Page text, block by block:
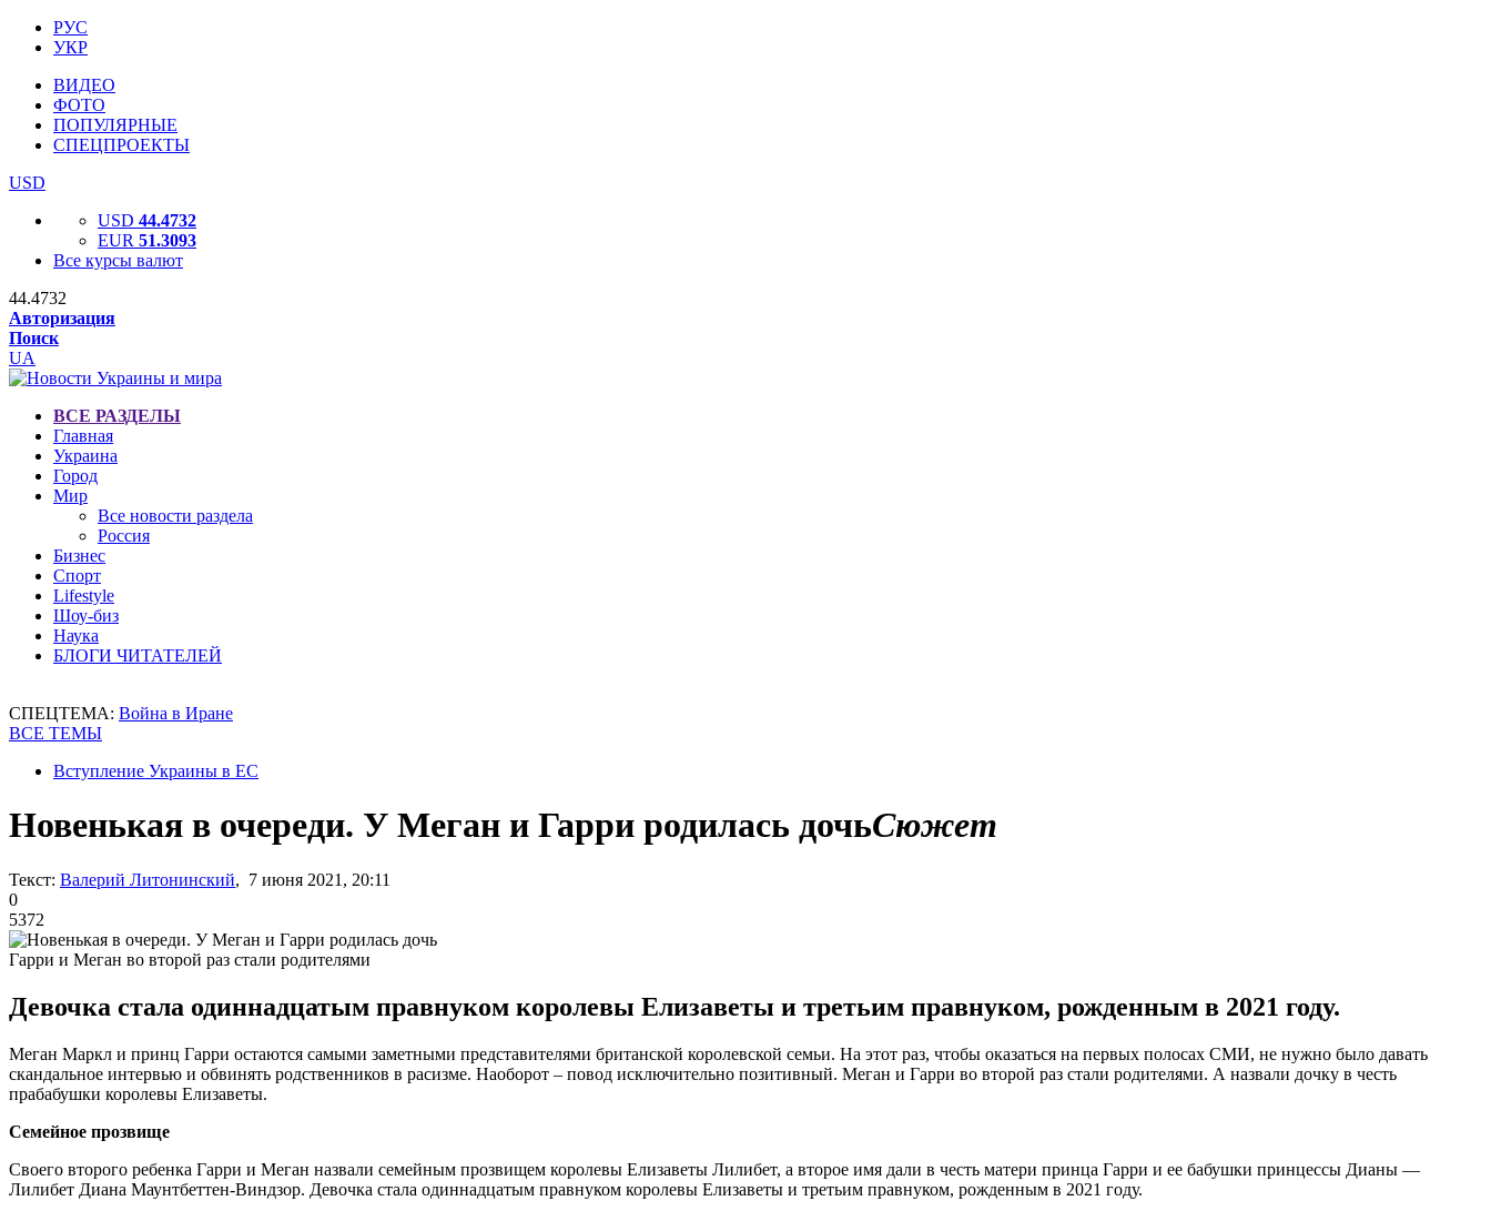
РУС
УКР
ВИДЕО
ФОТО
ПОПУЛЯРНЫЕ
СПЕЦПРОЕКТЫ
USD
USD 44.4732
EUR 51.3093
Все курсы валют
44.4732
Авторизация
Поиск
UA
ВСЕ РАЗДЕЛЫ
Главная
Украина
Город
Мир
Все новости раздела
Россия
Бизнес
Спорт
Lifestyle
Шоу-биз
Наука
БЛОГИ ЧИТАТЕЛЕЙ
СПЕЦТЕМА: Война в Иране
ВСЕ ТЕМЫ
Вступление Украины в ЕС
Новенькая в очереди. У Меган и Гарри родилась дочьСюжет
Текст: Валерий Литонинский, 7 июня 2021, 20:11
0
5372
Гарри и Меган во второй раз стали родителями
Девочка стала одиннадцатым правнуком королевы Елизаветы и третьим правнуком, рожденным в 2021 году.
Меган Маркл и принц Гарри остаются самыми заметными представителями британской королевской семьи. На этот раз, чтобы оказаться на первых полосах СМИ, не нужно было давать
скандальное интервью и обвинять родственников в расизме. Наоборот – повод исключительно позитивный. Меган и Гарри во второй раз стали родителями. А назвали дочку в честь
прабабушки королевы Елизаветы.
Семейное прозвище
Своего второго ребенка Гарри и Меган назвали семейным прозвищем королевы Елизаветы Лилибет, а второе имя дали в честь матери принца Гарри и ее бабушки принцессы Дианы —
Лилибет Диана Маунтбеттен-Виндзор. Девочка стала одиннадцатым правнуком королевы Елизаветы и третьим правнуком, рожденным в 2021 году.